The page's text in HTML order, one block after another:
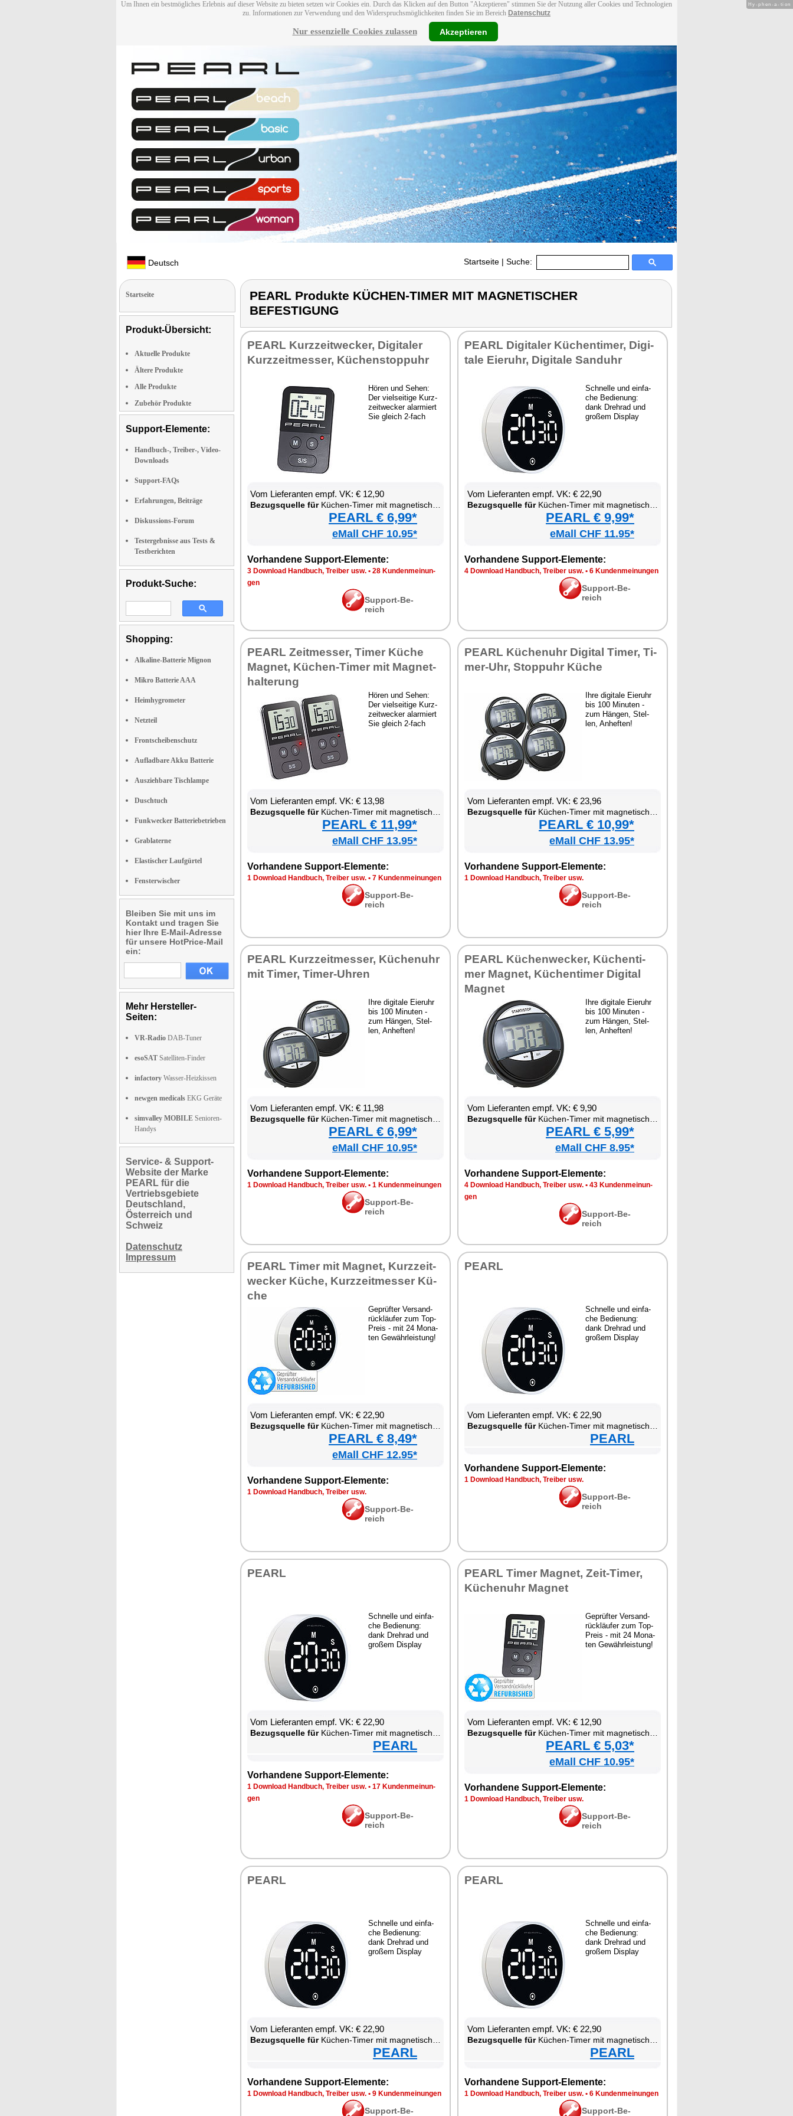
Um Ihnen ein bestmögliches Erlebnis auf dieser Website zu bieten setzen wir Cookies ein. Durch das Klicken auf den Button "Akzeptieren" stimmen Sie der Nutzung aller Cookies und Technologien
zu. Informationen zur Verwendung und den Widerspruchsmöglichkeiten finden Sie im Bereich Datenschutz
Nur essenzielle Cookies zulassen Akzeptieren
Deutsch Startseite | Suche:
Startseite
Produkt-Übersicht:
Aktuelle Produkte
Ältere Produkte
Alle Produkte
Zubehör Produkte
Support-Elemente:
Handbuch-, Treiber-, Video-
Downloads
Support-FAQs
Erfahrungen, Beiträge
Diskussions-Forum
Testergebnisse aus Tests &
Testberichten
Produkt-Suche:
Shopping:
Alkaline-Batterie Mignon
Mikro Batterie AAA
Heimhygrometer
Netzteil
Frontscheibenschutz
Aufladbare Akku Batterie
Ausziehbare Tischlampe
Duschtuch
Funkwecker Batteriebetrieben
Grablaterne
Elastischer Laufgürtel
Fensterwischer
Bleiben Sie mit uns im
Kontakt und tragen Sie
hier Ihre E-Mail-Adresse
für unsere HotPrice-Mail
ein:
Mehr Hersteller-
Seiten:
VR-Radio DAB-Tuner
esoSAT Satelliten-Finder
infactory Wasser-Heizkissen
newgen medicals EKG Geräte
simvalley MOBILE Senioren-
Handys
Service- & Support-
Website der Marke
PEARL für die
Vertriebsgebiete
Deutschland,
Österreich und
Schweiz
Datenschutz
Impressum
PEARL Produkte KÜCHEN-TIMER MIT MAGNETISCHER
BEFESTIGUNG
PEARL Kurz­zeit­we­cker, Di­gi­ta­ler
Kurz­zeit­mes­ser, Kü­chen­stopp­uhr
Hö­ren und Se­hen:
Der viel­sei­ti­ge Kurz­
zeit­we­cker alar­miert
Sie gleich 2-fach
Vom Lie­fe­ran­ten empf. VK: € 12,90
Be­zugs­quel­le fürKü­chen-Ti­mer mit ma­gne­ti­scher Be­fes­ti­gung
PEARL € 6,99*
eMall CHF 10.95*
Vor­han­de­ne Sup­port-Ele­men­te:
3 Down­load Hand­buch, Trei­ber usw. • 28 Kun­den­mei­nun­
gen
Sup­port-Be­
reich
PEARL Di­gi­ta­ler Kü­chen­ti­mer, Di­gi­
ta­le Ei­er­uhr, Di­gi­ta­le Sand­uhr
Schnel­le und ein­fa­
che Be­die­nung:
dank Drehrad und
gro­ßem Dis­play
Vom Lie­fe­ran­ten empf. VK: € 22,90
Be­zugs­quel­le fürKü­chen-Ti­mer mit ma­gne­ti­scher Be­fes­ti­gung
PEARL € 9,99*
eMall CHF 11.95*
Vor­han­de­ne Sup­port-Ele­men­te:
4 Down­load Hand­buch, Trei­ber usw. • 6 Kun­den­mei­nun­gen
Sup­port-Be­
reich
PEARL Zeit­mes­ser, Ti­mer Kü­che
Ma­gnet, Kü­chen-Ti­mer mit Ma­gnet­
hal­te­rung
Hö­ren und Se­hen:
Der viel­sei­ti­ge Kurz­
zeit­we­cker alar­miert
Sie gleich 2-fach
Vom Lie­fe­ran­ten empf. VK: € 13,98
Be­zugs­quel­le fürKü­chen-Ti­mer mit ma­gne­ti­scher Be­fes­ti­gung
PEARL € 11,99*
eMall CHF 13.95*
Vor­han­de­ne Sup­port-Ele­men­te:
1 Down­load Hand­buch, Trei­ber usw. • 7 Kun­den­mei­nun­gen
Sup­port-Be­
reich
PEARL Kü­chen­uhr Di­gi­tal Ti­mer, Ti­
mer-Uhr, Stopp­uhr Kü­che
Ih­re di­gi­ta­le Ei­er­uhr
bis 100 Mi­nu­ten -
zum Hän­gen, Stel­
len, An­hef­ten!
Vom Lie­fe­ran­ten empf. VK: € 23,96
Be­zugs­quel­le fürKü­chen-Ti­mer mit ma­gne­ti­scher Be­fes­ti­gung
PEARL € 10,99*
eMall CHF 13.95*
Vor­han­de­ne Sup­port-Ele­men­te:
1 Down­load Hand­buch, Trei­ber usw.
Sup­port-Be­
reich
PEARL Kurz­zeit­mes­ser, Kü­chen­uhr
mit Ti­mer, Ti­mer-Uh­ren
Ih­re di­gi­ta­le Ei­er­uhr
bis 100 Mi­nu­ten -
zum Hän­gen, Stel­
len, An­hef­ten!
Vom Lie­fe­ran­ten empf. VK: € 11,98
Be­zugs­quel­le fürKü­chen-Ti­mer mit ma­gne­ti­scher Be­fes­ti­gung
PEARL € 6,99*
eMall CHF 10.95*
Vor­han­de­ne Sup­port-Ele­men­te:
1 Down­load Hand­buch, Trei­ber usw. • 1 Kun­den­mei­nun­gen
Sup­port-Be­
reich
PEARL Kü­chen­we­cker, Kü­chen­ti­
mer Ma­gnet, Kü­chen­ti­mer Di­gi­tal
Ma­gnet
Ih­re di­gi­ta­le Ei­er­uhr
bis 100 Mi­nu­ten -
zum Hän­gen, Stel­
len, An­hef­ten!
Vom Lie­fe­ran­ten empf. VK: € 9,90
Be­zugs­quel­le fürKü­chen-Ti­mer mit ma­gne­ti­scher Be­fes­ti­gung
PEARL € 5,99*
eMall CHF 8.95*
Vor­han­de­ne Sup­port-Ele­men­te:
4 Down­load Hand­buch, Trei­ber usw. • 43 Kun­den­mei­nun­
gen
Sup­port-Be­
reich
PEARL Ti­mer mit Ma­gnet, Kurz­zeit­
we­cker Kü­che, Kurz­zeit­mes­ser Kü­
che
Ge­prüf­ter Ver­sand­
rück­läu­fer zum Top-
Preis - mit 24 Mo­na­
ten Ge­währ­leis­tung!
Vom Lie­fe­ran­ten empf. VK: € 22,90
Be­zugs­quel­le fürKü­chen-Ti­mer mit ma­gne­ti­scher Be­fes­ti­gung
PEARL € 8,49*
eMall CHF 12.95*
Vor­han­de­ne Sup­port-Ele­men­te:
1 Down­load Hand­buch, Trei­ber usw.
Sup­port-Be­
reich
PEARL
Schnel­le und ein­fa­
che Be­die­nung:
dank Drehrad und
gro­ßem Dis­play
Vom Lie­fe­ran­ten empf. VK: € 22,90
Be­zugs­quel­le fürKü­chen-Ti­mer mit ma­gne­ti­scher Be­fes­ti­gung
PEARL
Vor­han­de­ne Sup­port-Ele­men­te:
1 Down­load Hand­buch, Trei­ber usw.
Sup­port-Be­
reich
PEARL
Schnel­le und ein­fa­
che Be­die­nung:
dank Drehrad und
gro­ßem Dis­play
Vom Lie­fe­ran­ten empf. VK: € 22,90
Be­zugs­quel­le fürKü­chen-Ti­mer mit ma­gne­ti­scher Be­fes­ti­gung
PEARL
Vor­han­de­ne Sup­port-Ele­men­te:
1 Down­load Hand­buch, Trei­ber usw. • 17 Kun­den­mei­nun­
gen
Sup­port-Be­
reich
PEARL Ti­mer Ma­gnet, Zeit-Ti­mer,
Kü­chen­uhr Ma­gnet
Ge­prüf­ter Ver­sand­
rück­läu­fer zum Top-
Preis - mit 24 Mo­na­
ten Ge­währ­leis­tung!
Vom Lie­fe­ran­ten empf. VK: € 12,90
Be­zugs­quel­le fürKü­chen-Ti­mer mit ma­gne­ti­scher Be­fes­ti­gung
PEARL € 5,03*
eMall CHF 10.95*
Vor­han­de­ne Sup­port-Ele­men­te:
1 Down­load Hand­buch, Trei­ber usw.
Sup­port-Be­
reich
PEARL
Schnel­le und ein­fa­
che Be­die­nung:
dank Drehrad und
gro­ßem Dis­play
Vom Lie­fe­ran­ten empf. VK: € 22,90
Be­zugs­quel­le fürKü­chen-Ti­mer mit ma­gne­ti­scher Be­fes­ti­gung
PEARL
Vor­han­de­ne Sup­port-Ele­men­te:
1 Down­load Hand­buch, Trei­ber usw. • 9 Kun­den­mei­nun­gen
Sup­port-Be­
PEARL
Schnel­le und ein­fa­
che Be­die­nung:
dank Drehrad und
gro­ßem Dis­play
Vom Lie­fe­ran­ten empf. VK: € 22,90
Be­zugs­quel­le fürKü­chen-Ti­mer mit ma­gne­ti­scher Be­fes­ti­gung
PEARL
Vor­han­de­ne Sup­port-Ele­men­te:
1 Down­load Hand­buch, Trei­ber usw. • 6 Kun­den­mei­nun­gen
Sup­port-Be­
Hy-phen-a-tion